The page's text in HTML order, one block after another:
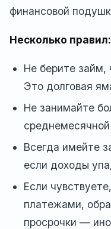
финансовой
Несколько правил:
Не берите займ,
Это долговая
Не занимайте
Всегда имейте
если доходы
Если
платежами,
просрочки —